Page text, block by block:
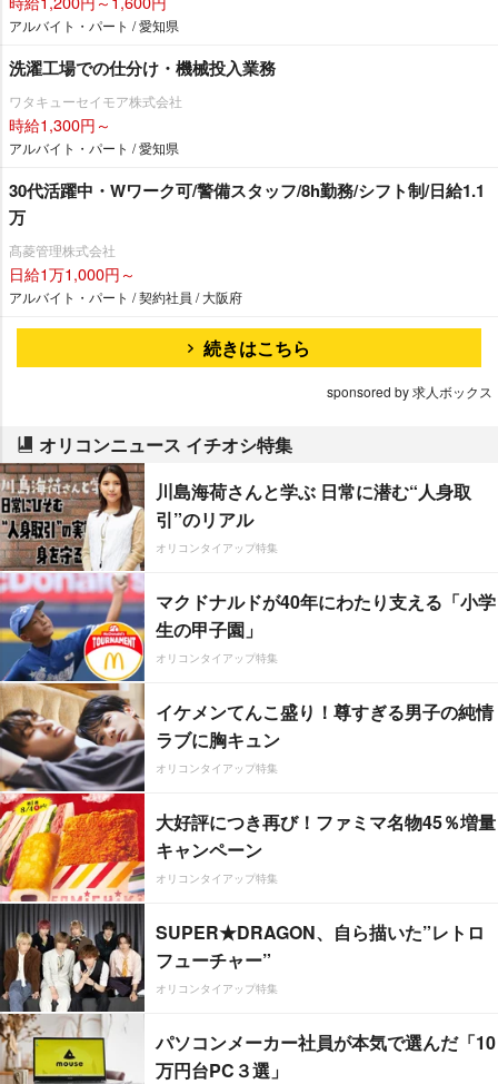
アルバイト・パート / 愛知県
洗濯工場での仕分け・機械投入業務
ワタキューセイモア株式会社
時給1,300円～
アルバイト・パート / 愛知県
30代活躍中・Wワーク可/警備スタッフ/8h勤務/シフト制/日給1.1
万
髙菱管理株式会社
日給1万1,000円～
アルバイト・パート / 契約社員 / 大阪府
続きはこちら
sponsored by 求人ボックス
オリコンニュース イチオシ特集
川島海荷さんと学ぶ 日常に潜む“人身取
引”のリアル
オリコンタイアップ特集
マクドナルドが40年にわたり支える「小学
生の甲子園」
オリコンタイアップ特集
イケメンてんこ盛り！尊すぎる男子の純情
ラブに胸キュン
オリコンタイアップ特集
大好評につき再び！ファミマ名物45％増量
キャンペーン
オリコンタイアップ特集
SUPER★DRAGON、自ら描いた”レトロ
フューチャー”
オリコンタイアップ特集
パソコンメーカー社員が本気で選んだ「10
万円台PC３選」